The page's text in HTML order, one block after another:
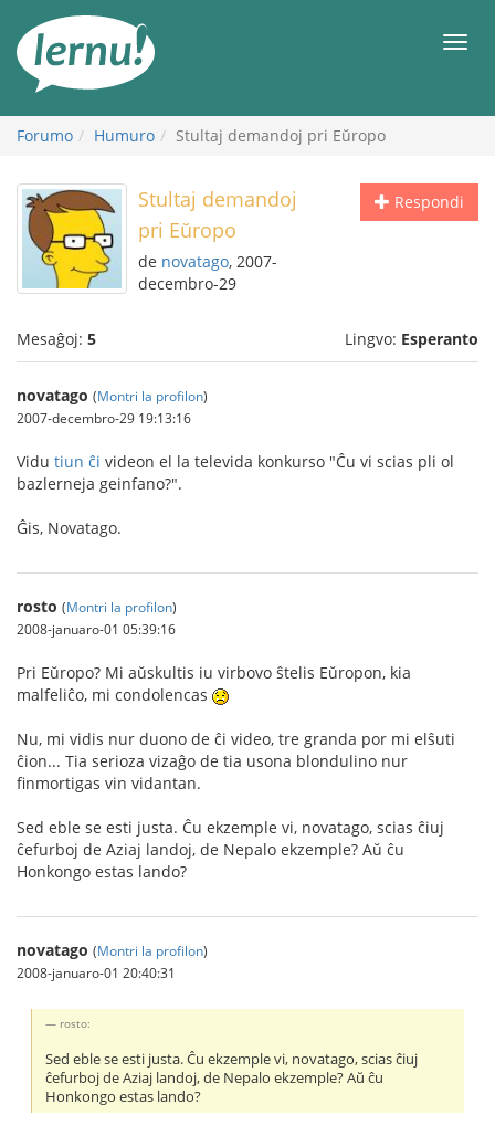
enhavo
Forumo Humuro Stultaj demandoj pri Eŭropo
Respondi
Stultaj demandoj
pri Eŭropo
de novatago, 2007-
decembro-29
Mesaĝoj: 5 Lingvo: Esperanto
novatago (Montri la profilon)
2007-decembro-29 19:13:16
Vidu tiun ĉi videon el la televida konkurso "Ĉu vi scias pli ol
bazlerneja geinfano?".
Ĝis, Novatago.
rosto (Montri la profilon)
2008-januaro-01 05:39:16
Pri Eŭropo? Mi aŭskultis iu virbovo ŝtelis Eŭropon, kia
malfeliĉo, mi condolencas
Nu, mi vidis nur duono de ĉi video, tre granda por mi elŝuti
ĉion... Tia serioza vizaĝo de tia usona blondulino nur
finmortigas vin vidantan.
Sed eble se esti justa. Ĉu ekzemple vi, novatago, scias ĉiuj
ĉefurboj de Aziaj landoj, de Nepalo ekzemple? Aŭ ĉu
Honkongo estas lando?
novatago (Montri la profilon)
2008-januaro-01 20:40:31
rosto:
Sed eble se esti justa. Ĉu ekzemple vi, novatago, scias ĉiuj
ĉefurboj de Aziaj landoj, de Nepalo ekzemple? Aŭ ĉu
Honkongo estas lando?